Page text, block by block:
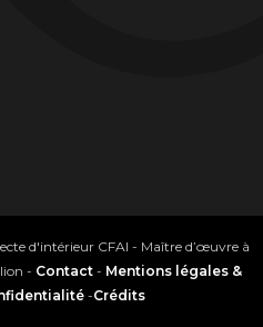
d'intérieur CFAI - Maître d’œuvre à
- Contact- Mentions légales &
-Crédits